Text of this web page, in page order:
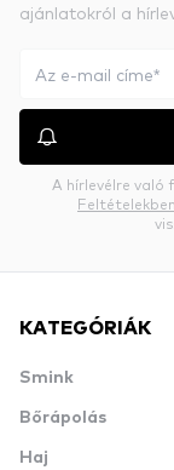
ajánlatokról a
A hírlevélre való
Feltételekben
KATEGÓRIÁK
Smink
Bőrápolás
Haj